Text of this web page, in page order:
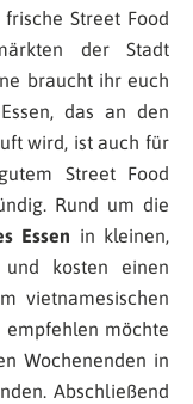
Street Food
der Stadt
braucht ihr euch
das an den
wird, ist auch für
Street Food
Rund um die
Essen in kleinen,
kosten einen
vietnamesischen
empfehlen möchte
Wochenenden in
Abschließend